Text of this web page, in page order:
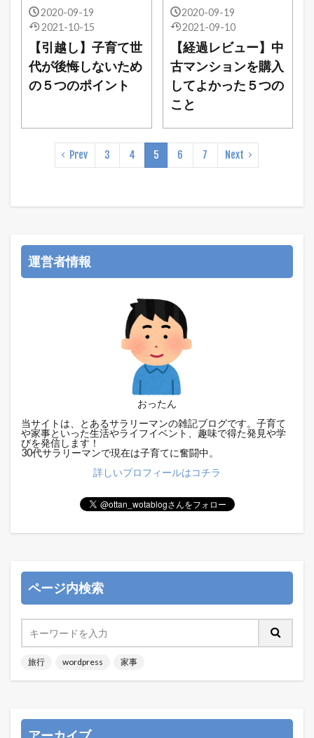
2020-09-19
2021-10-15
【引越し】子育て世
代が後悔しないため
の５つのポイント
2020-09-19
2021-09-10
【経過レビュー】中
古マンションを購入
してよかった５つの
こと
Prev 3 4 5 6 7 Next
運営者情報
おったん
当サイトは、とあるサラリーマンの雑記ブログです。子育て
や家事といった生活やライフイベント、趣味で得た発見や学
びを発信します！
30代サラリーマンで現在は子育てに奮闘中。
詳しいプロフィールはコチラ
ページ内検索
旅行 wordpress 家事